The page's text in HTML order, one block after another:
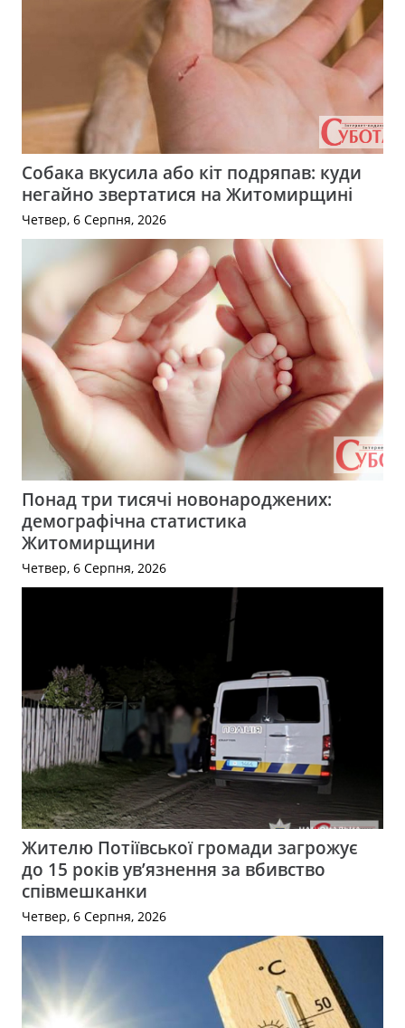
Собака вкусила або кіт подряпав: куди
негайно звертатися на Житомирщині
Четвер, 6 Серпня, 2026
Понад три тисячі новонароджених:
демографічна статистика
Житомирщини
Четвер, 6 Серпня, 2026
Жителю Потіївської громади загрожує
до 15 років ув’язнення за вбивство
співмешканки
Четвер, 6 Серпня, 2026